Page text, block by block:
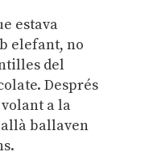
estava
elefant, no
del
Després
a la
ballaven